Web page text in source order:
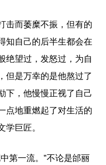
击而萎糜不振，但有的
知自己的后半生都会在
绝望过，发怒过，为自
但是万幸的是他熬过了
下，他慢慢正视了自己
点地重燃起了对生活的
学巨匠。
第一流。”不论是邰丽